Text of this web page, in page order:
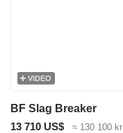
VIDEO
BF Slag Breaker
13 710 US$
≈ 130 100 kr